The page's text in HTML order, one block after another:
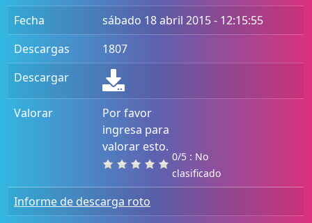
Fecha
sábado 18 abril 2015 - 12:15:55
Descargas
1807
Descargar
Valorar
Por favor
ingresa para
valorar esto.
0/5 : No
clasificado
Informe de descarga roto